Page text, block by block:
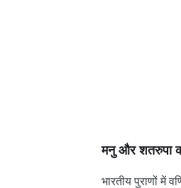
मनु और शतरुपा
भारतीय पुराणों में